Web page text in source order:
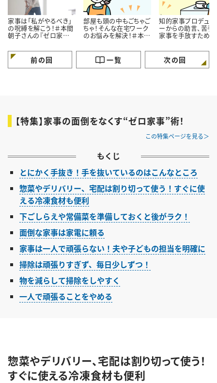
家事は「私がやるべき」
の呪縛を解こう！＃本間
朝子さんの『ゼロ家事』
部屋も頭の中もごちゃご
ちゃ！そんな在宅ワーク
のお悩みを解決！＃本間
術vol.2
知的家事プロデュ
ーからの助言、苦手
家事を手放すため
『ゼロ家事』術vol.4
前の回 一覧 次の回
【特集】家事の面倒をなくす“ゼロ家事”術！
この特集ページを見る
もくじ
とにかく手抜き！手を抜いているのはこんなところ
惣菜やデリバリー、宅配は割り切って使う！すぐに使
える冷凍食材も便利
下ごしらえや常備菜を準備しておくと後がラク！
面倒な家事は家電に頼る
家事は一人で頑張らない！夫や子どもの担当を明確に
掃除は頑張りすぎず、毎日少しずつ！
物を減らして掃除をしやすく
一人で頑張ることをやめる
惣菜やデリバリー、宅配は割り切って使う！
すぐに使える冷凍食材も便利